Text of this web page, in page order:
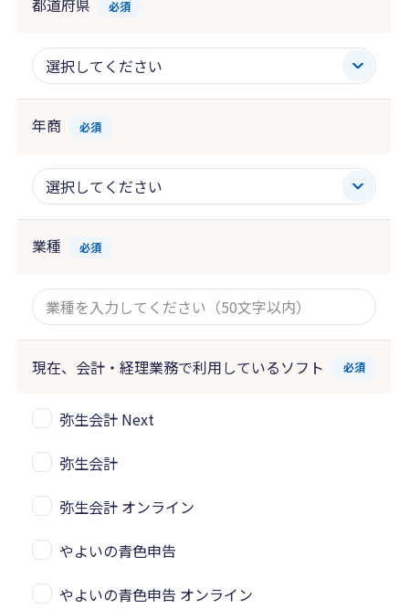
都道府県 必須
年商 必須
業種 必須
現在、会計・経理業務で利用しているソフト 必須
弥生会計 Next
弥生会計
弥生会計 オンライン
やよいの青色申告
やよいの青色申告 オンライン